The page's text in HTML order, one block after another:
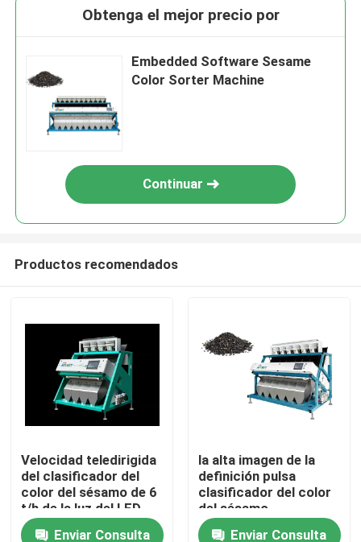
Sobre nosotros
Contactos
Obtenga el mejor precio por
Embedded Software Sesame
Color Sorter Machine
Continuar
Productos recomendados
Velocidad teledirigida
del clasificador del
color del sésamo de 6
t/h de la luz del LED
Enviar Consulta
la alta imagen de la
definición pulsa
clasificador del color
del sésamo
Enviar Consulta